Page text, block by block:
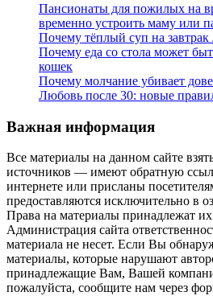
Пансионаты для пожилых на
временно устроить маму или
Почему тёплый суп на
Почему еда со стола может
кошек
Почему молчание убивает
Любовь после 30: новые
Важная информация
Все материалы на данном сайте
источников — имеют обратную
интернете или присланы
предоставляются исключительно в
Права на материалы принадлежат
Администрация сайта
материала не несет. Если Вы
материалы, которые нарушают
принадлежащие Вам, Вашей
пожалуйста, сообщите нам через